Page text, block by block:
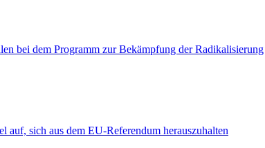
bei dem Programm zur Bekämpfung der Radikalisierung
sich aus dem EU-Referendum herauszuhalten